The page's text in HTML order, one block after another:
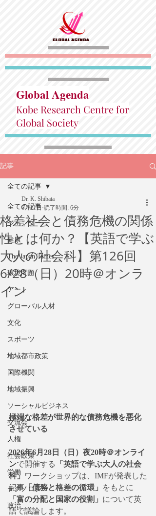
Global Agenda
Kobe Research Centre for
Global Society
記事
全ての記事
ジェンダー
健康
The Japan Times
環境問題
アート
グローバル人材
文化
スポーツ
地域都市政策
国際機関
地域振興
ソーシャルビジネス
交流会
人権
社会政策
労働
テクノロジー
政治
全ての記事
格差社会と債務危機の関係
性とは何か？【英語で学ぶ
大人の社会科】第126回
6/28（日）20時＠オンラ
イン
Dr. K. Shibata
6月21日 読了時間: 6分
極端な格差が世界的な債務危機を悪化
させている
2026年6月28日（日）夜20時＠オンライ
ンで開催する
「英語で学ぶ大人の社会
科」 ワークショップは、IMFが発表した
記事「債務と格差の循環」
をもとに
「富の分配と国家の役割」 について英
語で議論します。